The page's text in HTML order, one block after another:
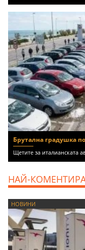
Брутална градушка
Щетите за италианската
НАЙ-
НОВИНИ